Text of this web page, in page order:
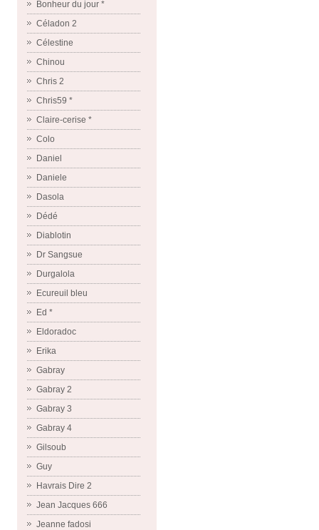
Bonheur du jour *
Céladon 2
Célestine
Chinou
Chris 2
Chris59 *
Claire-cerise *
Colo
Daniel
Daniele
Dasola
Dédé
Diablotin
Dr Sangsue
Durgalola
Ecureuil bleu
Ed *
Eldoradoc
Erika
Gabray
Gabray 2
Gabray 3
Gabray 4
Gilsoub
Guy
Havrais Dire 2
Jean Jacques 666
Jeanne fadosi